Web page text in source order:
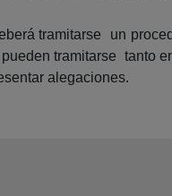
tramitarse un
tramitarse tanto
alegaciones.